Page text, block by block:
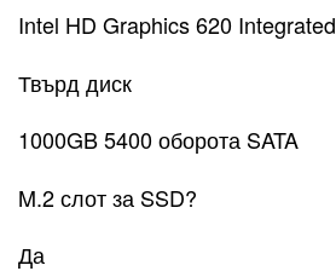
Intel HD Graphics 620 Integrated
Твърд диск
1000GB 5400 оборота SATA
M.2 слот за SSD?
Да